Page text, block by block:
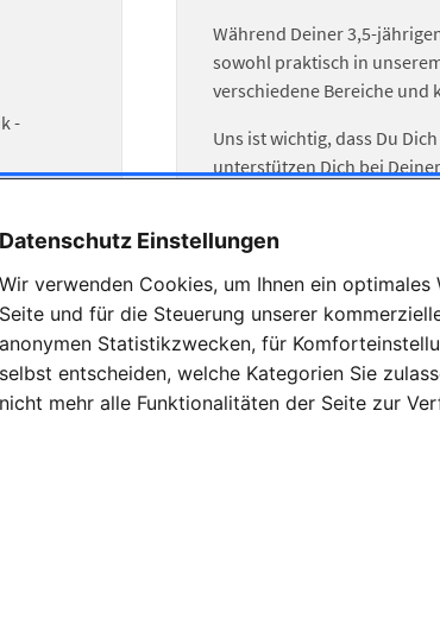
-
Während Deiner 3,5-
sowohl praktisch in
verschiedene Bereiche und
Uns ist wichtig, dass Du
unterstützen Dich bei
Das erwartet Dich bei uns:
Eine
Persönliche
Moderne Zahntechnik
Ein wertschätzendes
Interesse an
Datenschutz Einstellungen
Wir verwenden Cookies, um Ihnen ein
Seite und für die Steuerung unserer
anonymen Statistikzwecken, für
selbst entscheiden, welche Kategorien Sie
nicht mehr alle Funktionalitäten der Seite zur